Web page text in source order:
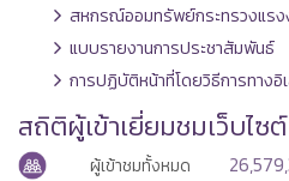
สหกรณ์ออมทรัพย์กระทรวงแรง
แบบรายงานการประชาสัมพันธ์
การปฏิบัติหน้าที่โดยวิธีการทาง
สถิติผู้เข้าเยี่ยมชมเว็บไซต์
ผู้เข้าชมทั้งหมด